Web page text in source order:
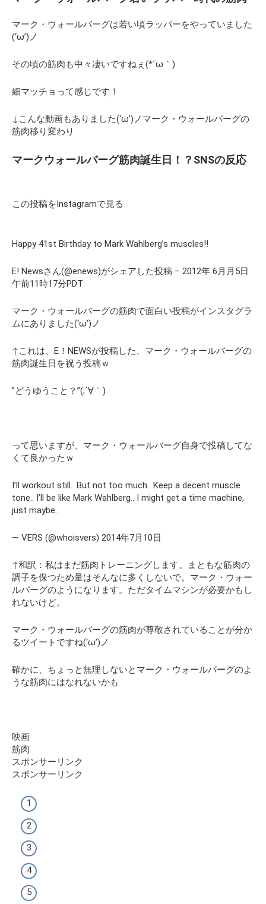
マーク・ウォールバーグは若い頃ラッパーをやっていました
(‘ω’)ノ
その頃の筋肉も中々凄いですねぇ(*´ω｀)
細マッチョって感じです！
↓こんな動画もありました(‘ω’)ノマーク・ウォールバーグの
筋肉移り変わり
マークウォールバーグ筋肉誕生日！？SNSの反応
この投稿をInstagramで見る
Happy 41st Birthday to Mark Wahlberg’s muscles!!
E! Newsさん(@enews)がシェアした投稿 – 2012年 6月月5日
午前11時17分PDT
マーク・ウォールバーグの筋肉で面白い投稿がインスタグラ
ムにありました(‘ω’)ノ
↑これは、E！NEWSが投稿した、マーク・ウォールバーグの
筋肉誕生日を祝う投稿ｗ
”どうゆうこと？”(;´∀｀)
って思いますが、マーク・ウォールバーグ自身で投稿してな
くて良かったｗ
I’ll workout still.. But not too much.. Keep a decent muscle
tone.. I’ll be like Mark Wahlberg.. I might get a time machine,
just maybe..
— VERS (@whoisvers) 2014年7月10日
↑和訳：私はまだ筋肉トレーニングします。まともな筋肉の
調子を保つため量はそんなに多くしないで。マーク・ウォー
ルバーグのようになります。ただタイムマシンが必要かもし
れないけど。
マーク・ウォールバーグの筋肉が尊敬されていることが分か
るツイートですね(‘ω’)ノ
確かに、ちょっと無理しないとマーク・ウォールバーグのよ
うな筋肉にはなれないかも
映画
筋肉
スポンサーリンク
スポンサーリンク